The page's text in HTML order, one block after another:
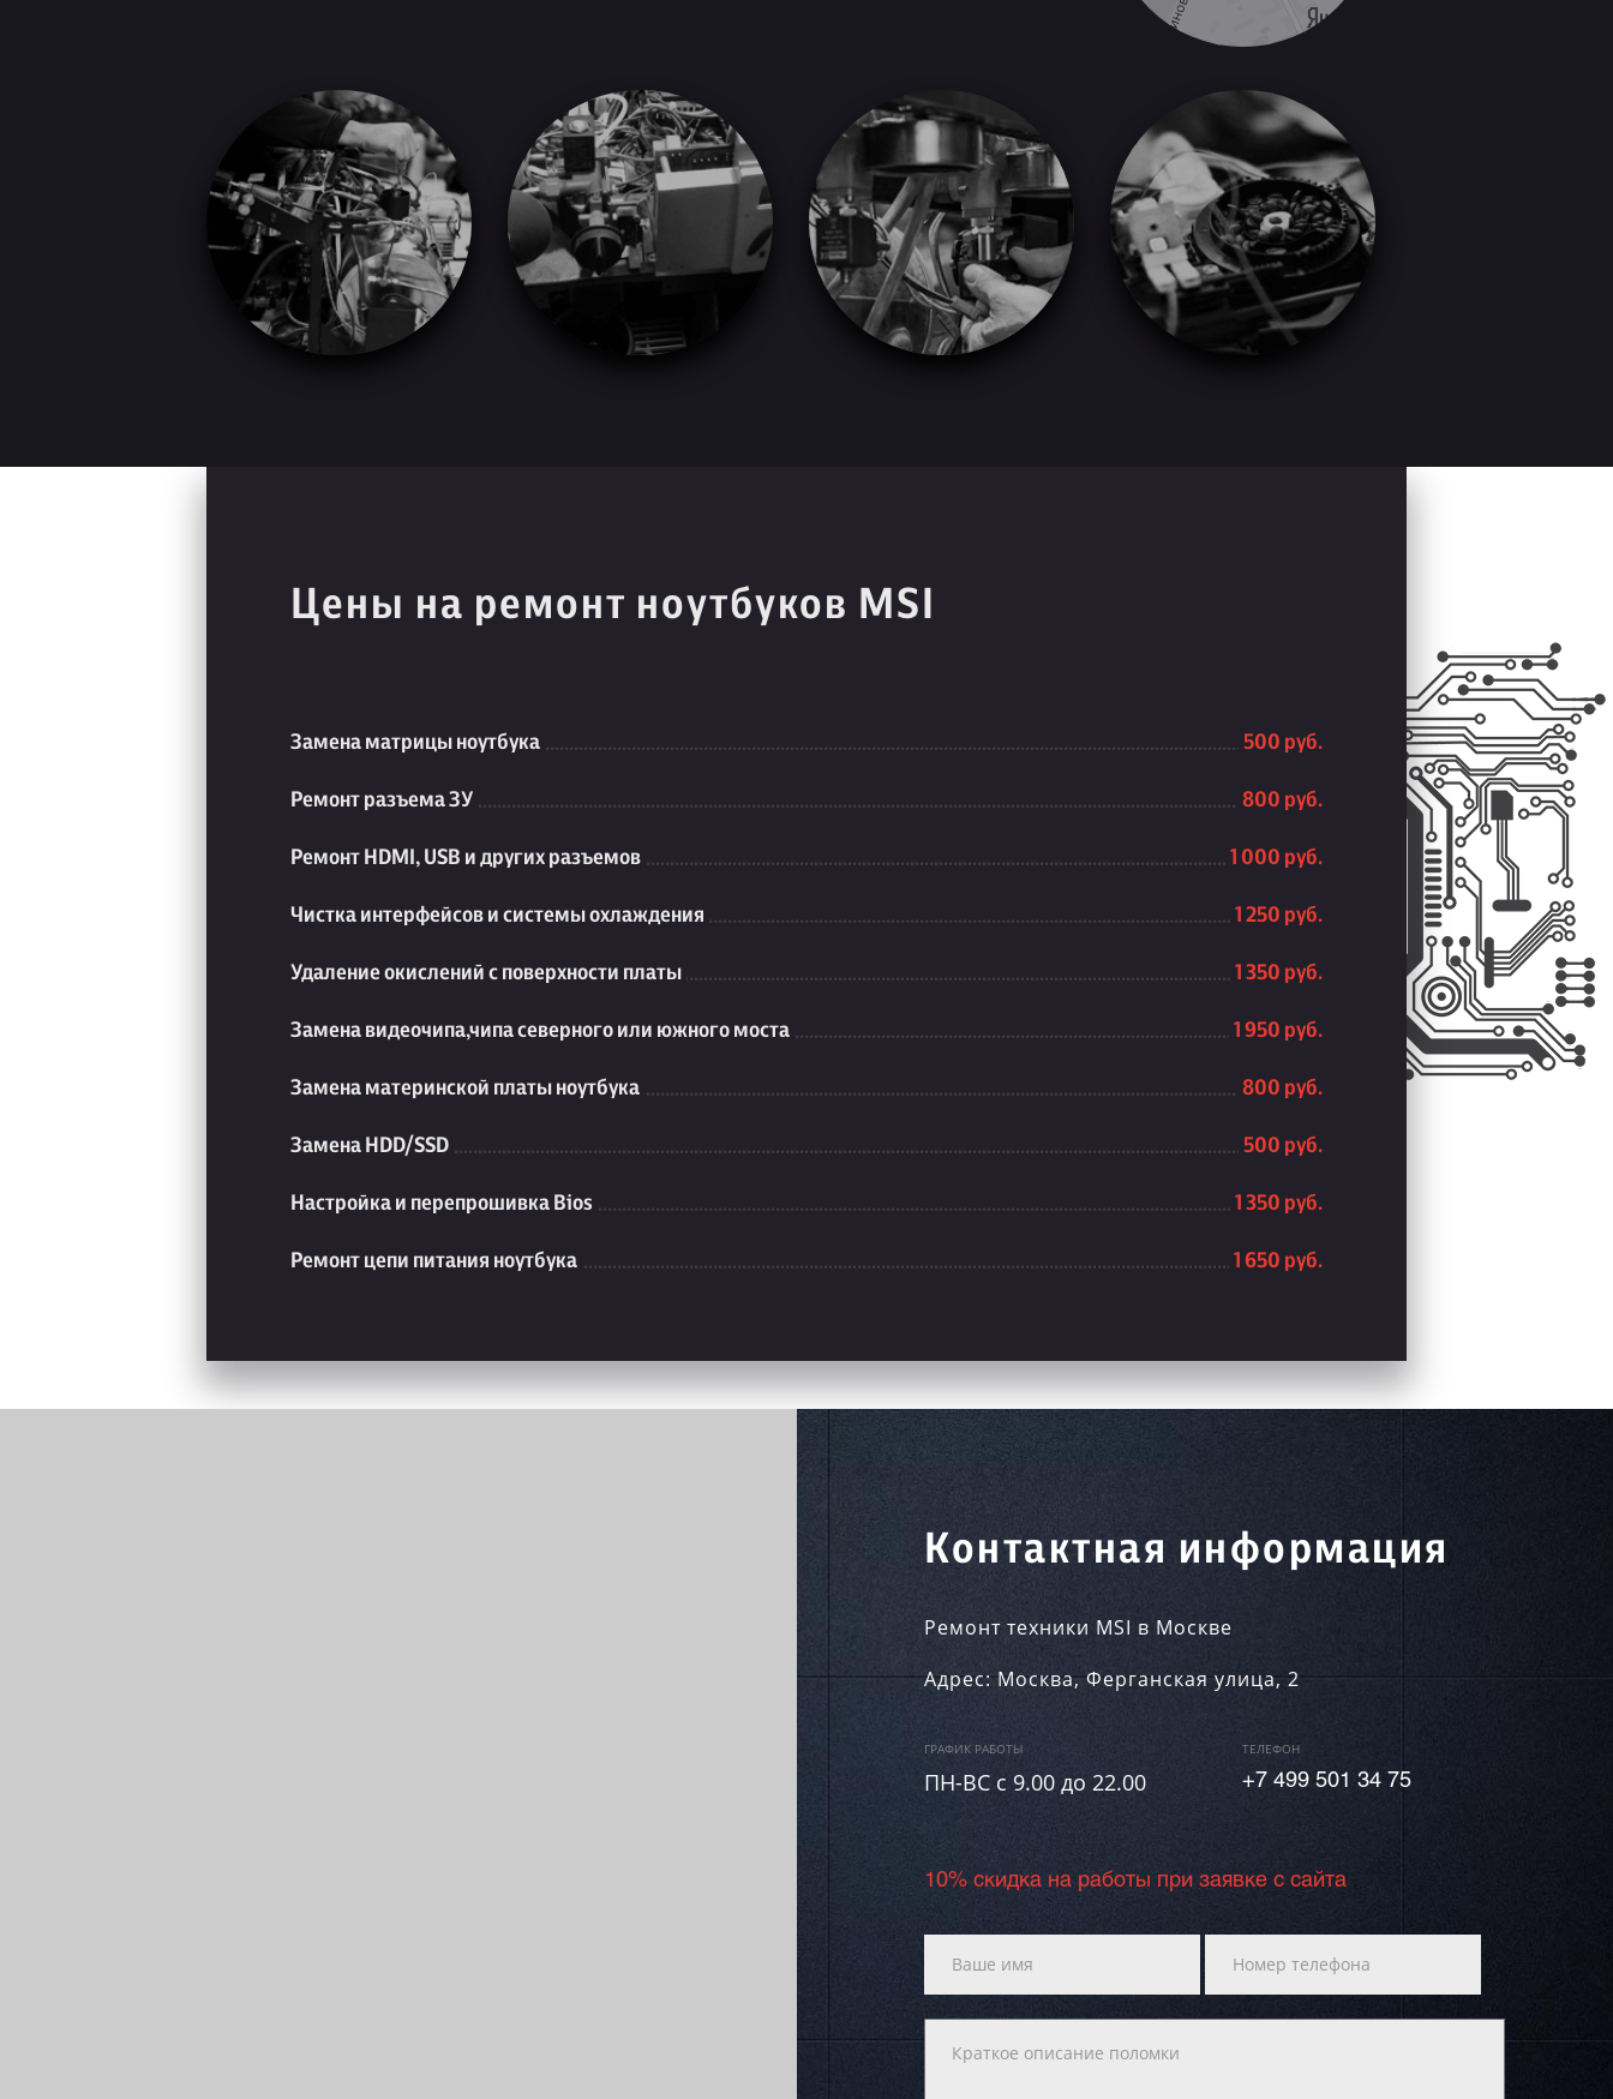
Цены на ремонт ноутбуков MSI
Замена матрицы ноутбука 500 руб.
Ремонт разъема ЗУ 800 руб.
Ремонт HDMI, USB и других разъемов 1 000 руб.
Чистка интерфейсов и системы охлаждения 1 250 руб.
Удаление окислений с поверхности платы 1 350 руб.
Замена видеочипа,чипа северного или южного моста 1 950 руб.
Замена материнской платы ноутбука 800 руб.
Замена HDD/SSD 500 руб.
Настройка и перепрошивка Bios 1 350 руб.
Ремонт цепи питания ноутбука 1 650 руб.
Контактная информация
Ремонт техники MSI в Москве
Адрес:Москва,Ферганская улица, 2
ГРАФИК РАБОТЫ
ПН-ВC c 9.00 до 22.00
ТЕЛЕФОН
+7 499 501 34 75
10% скидка на работы при заявке с сайта